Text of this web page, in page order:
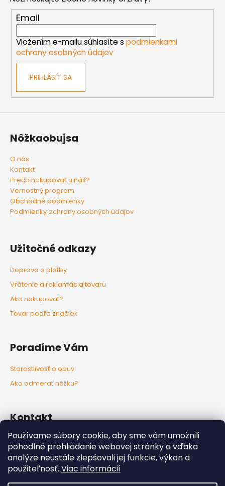
Používame súbory cookie, aby sme vám umožnili
pohodlné prehliadanie webovej stránky a vďaka
analýze neustále zlepšovali jej funkcie, výkon a
použiteľnosť. Viac informácií
Email
Vložením e-mailu súhlasíte s podmienkami
ochrany osobných údajov
PRIHLÁSIŤ SA
Nôžkaobujsa
O nás
Kontakt
Prečo nakupovať u nás?
Vernostný program
Obchodné podmienky
Podmienky ochrany osobných údajov
Užitočné odkazy
Doprava a platby
Vrátenie a reklamácia tovaru
Ako nakupovať?
Tovar podľa značiek
Poradíme Vám
Starostlivosť o obuv
Ako odmerať nôžku?
Kontakt
info@nozkaobujsa.sk
+421907383063
Nozkaobujsa.sk
Nozkaobujsa